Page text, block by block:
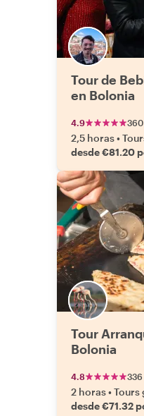
Tour de
en Bolonia
4.9 360
2,5 horas•
desde €81.20
Tour
Bolonia
4.8 336
2 horas•Tours
desde €71.32